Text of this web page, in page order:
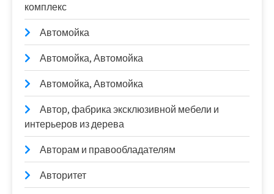
комплекс
Автомойка
Автомойка, Автомойка
Автомойка, Автомойка
Автор, фабрика эксклюзивной мебели и
интерьеров из дерева
Авторам и правообладателям
Авторитет